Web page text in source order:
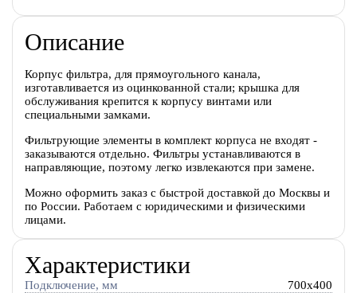
Описание
Корпус фильтра, для прямоугольного канала,
изготавливается из оцинкованной стали; крышка для
обслуживания крепится к корпусу винтами или
специальными замками.
Фильтрующие элементы в комплект корпуса не входят -
заказываются отдельно. Фильтры устанавливаются в
направляющие, поэтому легко извлекаются при замене.
Можно оформить заказ с быстрой доставкой до Москвы и
по России. Работаем с юридическими и физическими
лицами.
Характеристики
Подключение, мм 700x400